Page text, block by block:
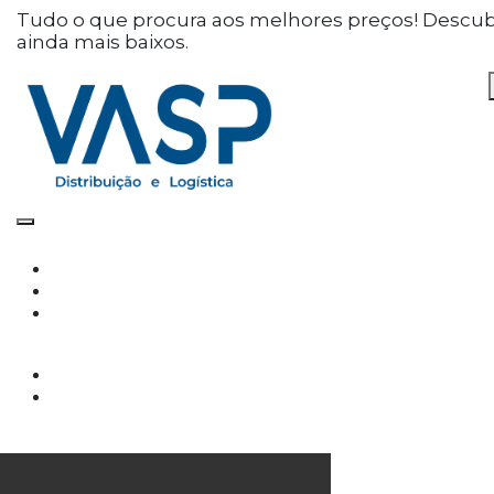
Defina as suas preferências
de cookies para este
website.
Este website utiliza cookies estritamente
necessários, analíticos e funcionais, para lhe
oferecer uma boa experiência de navegação e
Cookies
funções básicas do site e o site não funcionará
da maneira pretendida sem eles
Tudo o que procura aos melhores preços!
ainda mais baixos.